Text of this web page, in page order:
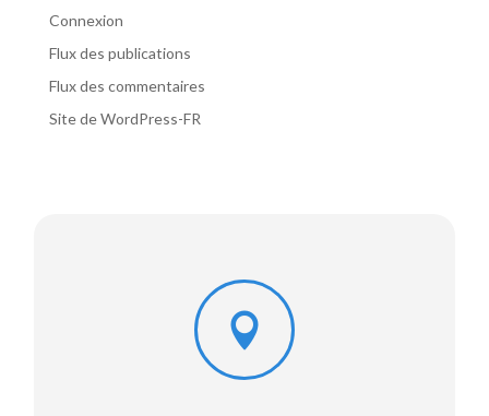
Connexion
Flux des publications
Flux des commentaires
Site de WordPress-FR
